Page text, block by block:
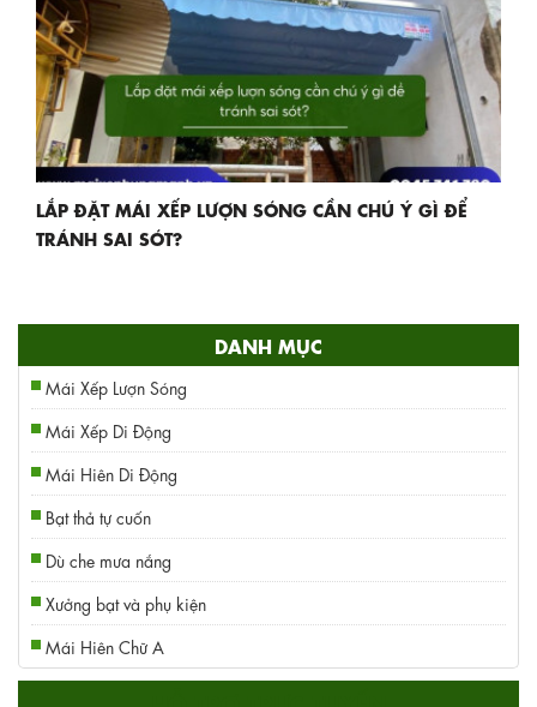
LẮP ĐẶT MÁI XẾP LƯỢN SÓNG CẦN CHÚ Ý GÌ ĐỂ
TRÁNH SAI SÓT?
DANH MỤC
Mái Xếp Lượn Sóng
Mái Xếp Di Động
Mái Hiên Di Động
Bạt thả tự cuốn
Dù che mưa nắng
Xưởng bạt và phụ kiện
Mái Hiên Chữ A